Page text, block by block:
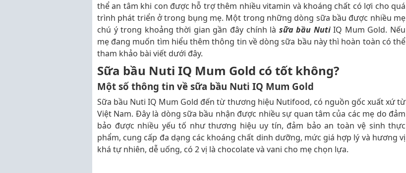
thể an tâm khi con được hỗ trợ thêm nhiều vitamin và khoáng chất có lợi cho quá
trình phát triển ở trong bụng mẹ. Một trong những dòng sữa bầu được nhiều mẹ
chú ý trong khoảng thời gian gần đây chính là sữa bầu NutiIQ Mum Gold. Nếu
mẹ đang muốn tìm hiểu thêm thông tin về dòng sữa bầu này thì hoàn toàn có thể
tham khảo bài viết dưới đây.
Sữa bầu Nuti IQ Mum Gold có tốt không?
Một số thông tin về sữa bầu Nuti IQ Mum Gold
Sữa bầu Nuti IQ Mum Gold đến từ thương hiệu Nutifood, có nguồn gốc xuất xứ từ
Việt Nam. Đây là dòng sữa bầu nhận được nhiều sự quan tâm của các mẹ do đảm
bảo được nhiều yếu tố như thương hiệu uy tín, đảm bảo an toàn vệ sinh thực
phẩm, cung cấp đa dạng các khoáng chất dinh dưỡng, mức giá hợp lý và hương vị
khá tự nhiên, dễ uống, có 2 vị là chocolate và vani cho mẹ chọn lựa.